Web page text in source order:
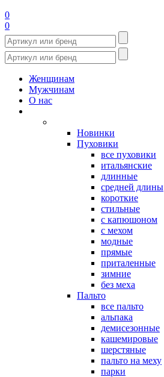
0
0
Женщинам
Мужчинам
О нас
Новинки
Пуховики
все пуховики
итальянские
длинные
средней длины
короткие
стильные
с капюшоном
с мехом
модные
прямые
приталенные
зимние
без меха
Пальто
все пальто
альпака
демисезонные
кашемировые
шерстяные
пальто на меху
парки